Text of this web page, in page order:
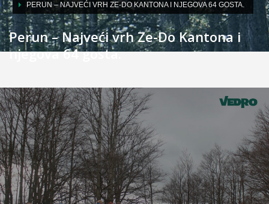
PERUN – NAJVEĆI VRH ZE-DO KANTONA I NJEGOVA 64 GOSTA.
Perun – Najveći vrh Ze-Do Kantona i
njegova 64 gosta.